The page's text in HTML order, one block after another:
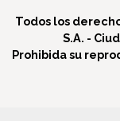
Todos los
S.A. -
Prohibida su